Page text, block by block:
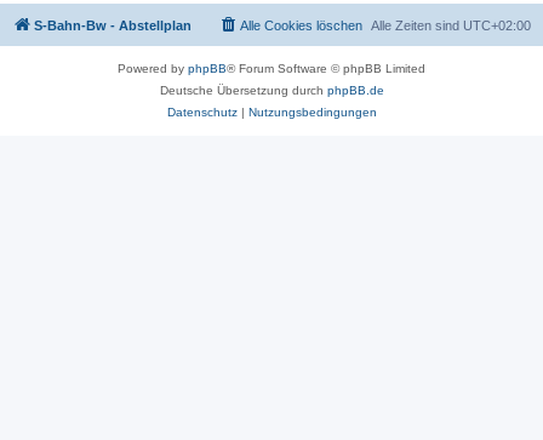
S-Bahn-Bw - Abstellplan Alle Zeiten sind UTC+02:00
Alle Cookies löschen
Powered by phpBB® Forum Software © phpBB Limited
Deutsche Übersetzung durch phpBB.de
Datenschutz| Nutzungsbedingungen